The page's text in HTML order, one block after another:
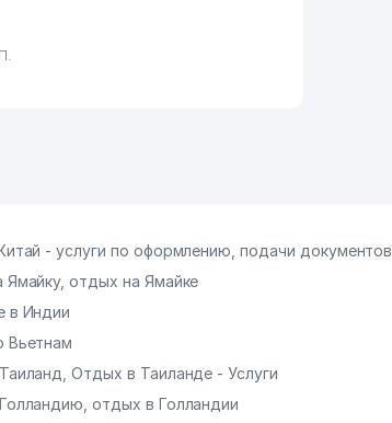
- услуги по оформлению, подачи документов
Ямайку, отдых на Ямайке
в Индии
Вьетнам
Отдых в Таиланде - Услуги
отдых в Голландии